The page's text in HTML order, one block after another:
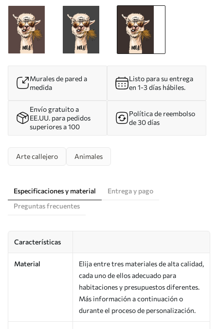
Murales de pared a
medida
Listo para su entrega
en 1-3 días hábiles.
Envío gratuito a
EE.UU. para pedidos
superiores a 100
Política de reembolso
de 30 días
Arte callejero Animales
Especificaciones y material
Entrega y pago
Preguntas frecuentes
Características
Material
Elija entre tres materiales de alta calidad,
cada uno de ellos adecuado para
habitaciones y presupuestos diferentes.
Más información a continuación o
durante el proceso de personalización.